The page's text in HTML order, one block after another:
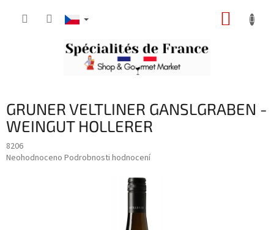
GRUNER VELTLINER GANSLGRABEN -
WEINGUT HOLLERER
8206
Průměrné
Neohodnoceno Podrobnosti hodnocení